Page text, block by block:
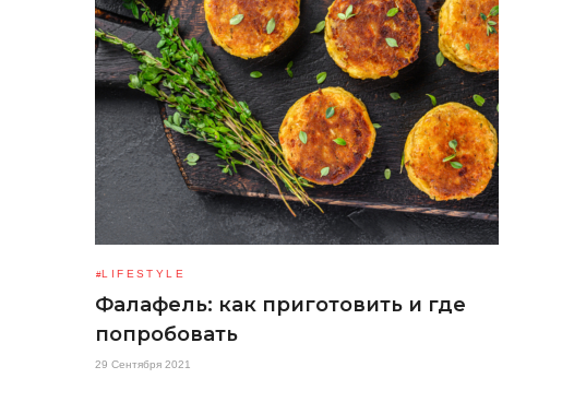
LIFESTYLE
Фалафель: как приготовить и где
попробовать
29 Сентября 2021